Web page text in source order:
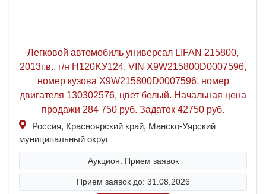
Легковой автомобиль универсал LIFAN 215800,
2013г.в., г/н H120KУ124, VIN X9W215800D0007596,
номер кузова X9W215800D0007596, номер
двигателя 130302576, цвет белый. Начальная цена
продажи 284 750 руб. Задаток 42750 руб.
Россия, Красноярский край, Манско-Уярский
муниципальный округ
Аукцион: Прием заявок
Прием заявок до: 31.08.2026